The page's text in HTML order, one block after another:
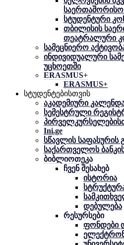
სტუდენტური
თბილისის
თეატრალური
სამეცნიერო
ინდივიდუალური
უცხოეთში
ERASMUS+
ERASMUS+
სტუდენტებისთვის
აკადემიური
სემესტრული
Ini.ge
სწავლის საფასურის
საქართველოს
ბიბლიოთეკა
ჩვენ შესახებ
ისტორია
დებულება
რესურსები
ფონდები